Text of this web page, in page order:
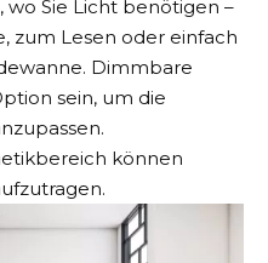
wo Sie Licht benötigen –
zum Lesen oder einfach
Dimmbare
sein, um die
können